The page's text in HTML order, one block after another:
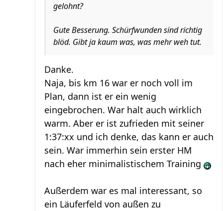
gelohnt?
Gute Besserung. Schürfwunden sind richtig
blöd. Gibt ja kaum was, was mehr weh tut.
Danke.
Naja, bis km 16 war er noch voll im
Plan, dann ist er ein wenig
eingebrochen. War halt auch wirklich
warm. Aber er ist zufrieden mit seiner
1:37:xx und ich denke, das kann er auch
sein. War immerhin sein erster HM
nach eher minimalistischem Training
Außerdem war es mal interessant, so
ein Läuferfeld von außen zu